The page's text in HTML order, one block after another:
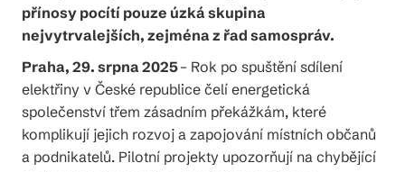
přínosy pocítí pouze úzká skupina
nejvytrvalejších, zejména z řad samospráv.
Praha, 29. srpna 2025– Rok po spuštění sdílení
elektřiny v České republice čelí energetická
společenství třem zásadním překážkám, které
komplikují jejich rozvoj a zapojování místních občanů
a podnikatelů. Pilotní projekty upozorňují na chybějící